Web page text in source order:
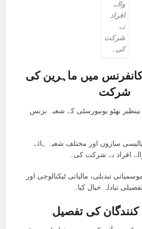
والے
افراد
نے
شرکت
کی۔
کانفرنس میں ماہرین کی
شرکت
بھٹو یونیورسٹی کے شعبہ بزنس
سازوں اور مختلف شعبہ ہائے
افراد نے شرکت کی۔
تبدیلی، مالیاتی ٹیکنالوجی اور
تبادلہ خیال کیا۔
کی تفصیل